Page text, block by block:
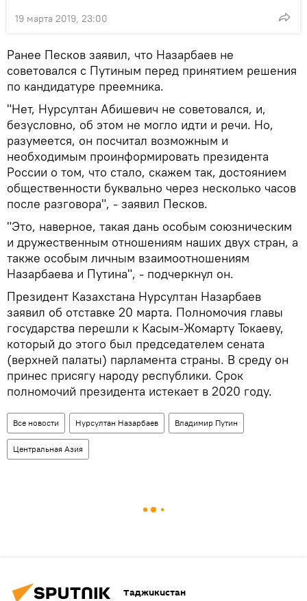
19 марта 2019, 23:00
Ранее Песков заявил, что Назарбаев не
советовался с Путиным перед принятием решения
по кандидатуре преемника.
"Нет, Нурсултан Абишевич не советовался, и,
безусловно, об этом не могло идти и речи. Но,
разумеется, он посчитал возможным и
необходимым проинформировать президента
России о том, что стало, скажем так, достоянием
общественности буквально через несколько часов
после разговора", - заявил Песков.
"Это, наверное, такая дань особым союзническим
и дружественным отношениям наших двух стран, а
также особым личным взаимоотношениям
Назарбаева и Путина", - подчеркнул он.
Президент Казахстана Нурсултан Назарбаев
заявил об отставке 20 марта. Полномочия главы
государства перешли к Касым-Жомарту Токаеву,
который до этого был председателем сената
(верхней палаты) парламента страны. В среду он
принес присягу народу республики. Срок
полномочий президента истекает в 2020 году.
Все новости Нурсултан Назарбаев Владимир Путин
Центральная Азия
Таджикистан